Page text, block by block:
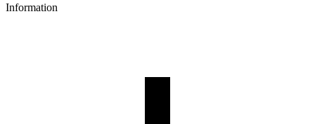
Information